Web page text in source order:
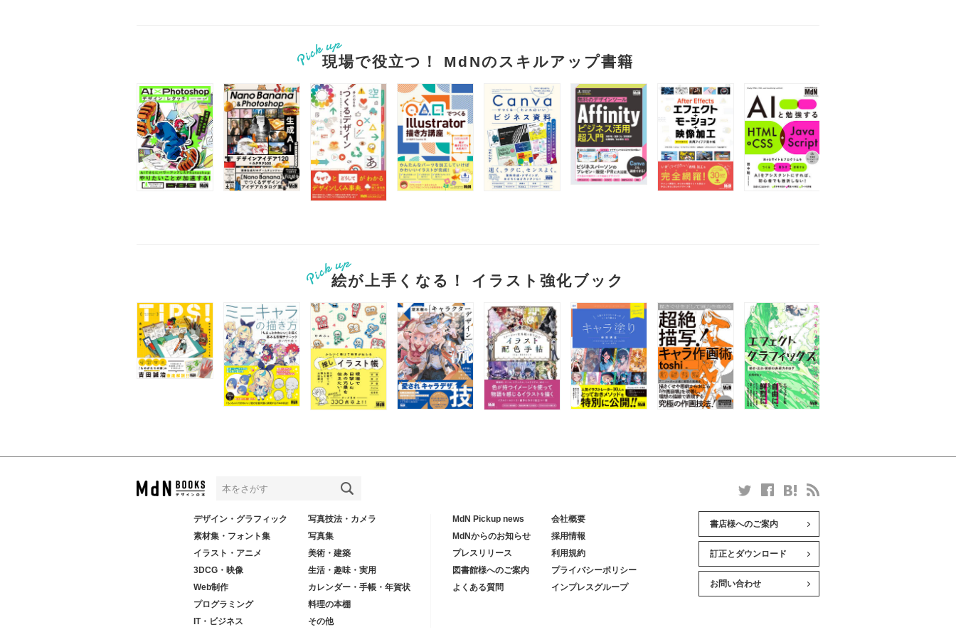
現場で役立つ！ MdNのスキルアップ書籍
絵が上手くなる！ イラスト強化ブック
デザイン・グラフィック
素材集・フォント集
イラスト・アニメ
3DCG・映像
Web制作
プログラミング
IT・ビジネス
写真技法・カメラ
写真集
美術・建築
生活・趣味・実用
カレンダー・手帳・年賀状
料理の本棚
その他
MdN Pickup news
MdNからのお知らせ
プレスリリース
図書館様へのご案内
よくある質問
会社概要
採用情報
利用規約
プライバシーポリシー
インプレスグループ
書店様へのご案内
訂正とダウンロード
お問い合わせ